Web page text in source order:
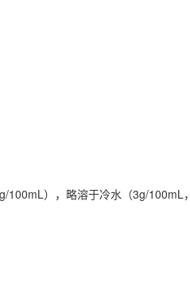
），略溶于冷水（3g/100mL，